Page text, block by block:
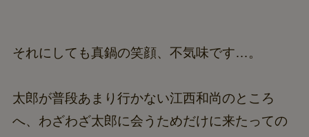
それにしても真鍋の笑顔、不気味です…。
太郎が普段あまり行かない江西和尚のところ
へ、わざわざ太郎に会うためだけに来たっての